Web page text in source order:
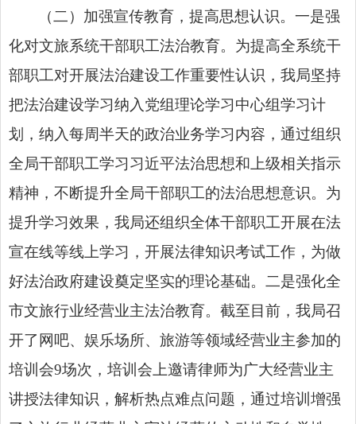
（二）加强宣传教育，提高思想认识。一是强
化对文旅系统干部职工法治教育。为提高全系统干
部职工对开展法治建设工作重要性认识，我局坚持
把法治建设学习纳入党组理论学习中心组学习计
划，纳入每周半天的政治业务学习内容，通过组织
全局干部职工学习习近平法治思想和上级相关指示
精神，不断提升全局干部职工的法治思想意识。为
提升学习效果，我局还组织全体干部职工开展在法
宣在线等线上学习，开展法律知识考试工作，为做
好法治政府建设奠定坚实的理论基础。二是强化全
市文旅行业经营业主法治教育。截至目前，我局召
开了网吧、娱乐场所、旅游等领域经营业主参加的
培训会9场次，培训会上邀请律师为广大经营业主
讲授法律知识，解析热点难点问题，通过培训增强